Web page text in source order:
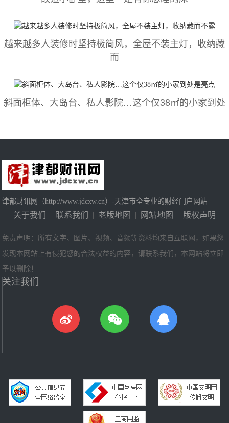
越来越多人装修时坚持极简风，全屋不装主灯，收纳藏
而
斜面柜体、大岛台、私人影院…这个仅38㎡的小家到处
津都财讯网（http://www.jdcxw.cn）-天津市全专业的财经门户网站
关于我们 | 联系我们 | 老版地图 | 网站地图 | 版权声明
免责声明：所有文字、图片、视频、音频等资料均来自互联网，如果您
发现本网站上有侵犯您的合法权益的内容，请联系我们，本网站将立即
予以删除！
关注我们